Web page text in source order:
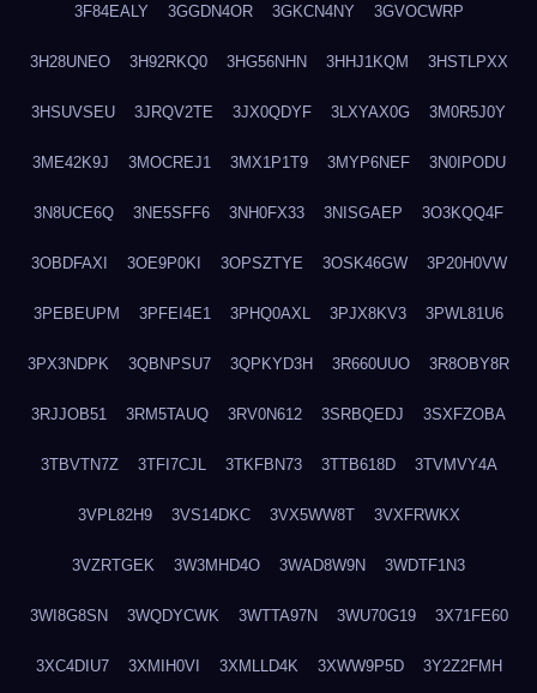
3F84EALY 3GGDN4OR 3GKCN4NY 3GVOCWRP
3H28UNEO 3H92RKQ0 3HG56NHN 3HHJ1KQM 3HSTLPXX
3HSUVSEU 3JRQV2TE 3JX0QDYF 3LXYAX0G 3M0R5J0Y
3ME42K9J 3MOCREJ1 3MX1P1T9 3MYP6NEF 3N0IPODU
3N8UCE6Q 3NE5SFF6 3NH0FX33 3NISGAEP 3O3KQQ4F
3OBDFAXI 3OE9P0KI 3OPSZTYE 3OSK46GW 3P20H0VW
3PEBEUPM 3PFEI4E1 3PHQ0AXL 3PJX8KV3 3PWL81U6
3PX3NDPK 3QBNPSU7 3QPKYD3H 3R660UUO 3R8OBY8R
3RJJOB51 3RM5TAUQ 3RV0N612 3SRBQEDJ 3SXFZOBA
3TBVTN7Z 3TFI7CJL 3TKFBN73 3TTB618D 3TVMVY4A
3VPL82H9 3VS14DKC 3VX5WW8T 3VXFRWKX
3VZRTGEK 3W3MHD4O 3WAD8W9N 3WDTF1N3
3WI8G8SN 3WQDYCWK 3WTTA97N 3WU70G19 3X71FE60
3XC4DIU7 3XMIH0VI 3XMLLD4K 3XWW9P5D 3Y2Z2FMH